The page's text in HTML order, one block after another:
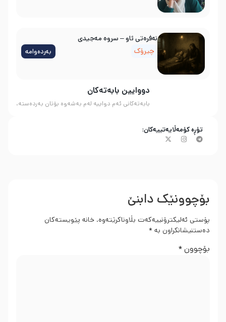
دووایین بابەتەکان
بابەتەکانی ئەم دواییە لەم بەشەوە بۆتان بەردەستە.
نه‌فره‌تی ئاو – سروه‌ مه‌جیدی
چیرۆک
بەردەوامە
تۆڕە کۆمەڵایەتییەکان:
بۆچوونێک دابنێ
پۆستی ئەلیکترۆنییەکەت بڵاوناکرێتەوە. خانە پێویستەکان
دەستنیشانکراون بە *
بۆچوون*